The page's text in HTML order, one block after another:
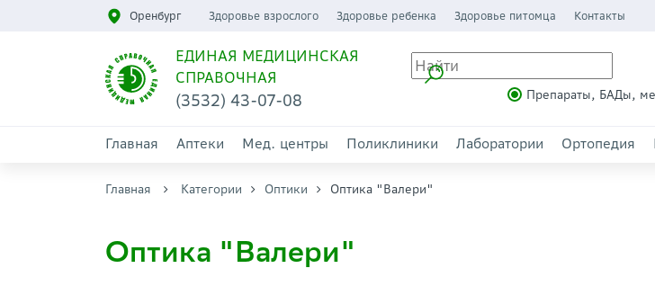
Оренбург Здоровье взрослого Здоровье ребенка Здоровье питомца Контакты
ЕДИНАЯ МЕДИЦИНСКАЯ
СПРАВОЧНАЯ
(3532) 43-07-08 Препараты, БАДы,
Главная Аптеки Мед. центры Поликлиники Лаборатории Ортопедия
Главная Категории Оптики Оптика "Валери"
Оптика "Валери"